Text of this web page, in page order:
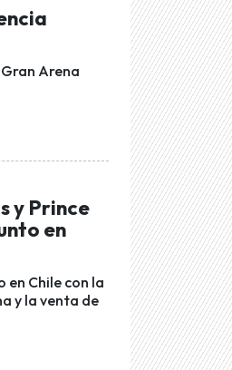
Arena
y Prince
en
en Chile con la
y la venta de